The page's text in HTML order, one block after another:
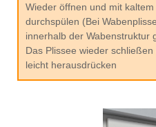
Wieder öffnen und mit
durchspülen (Bei
innerhalb der Wabenstruktur
Das Plissee wieder
leicht herausdrücken